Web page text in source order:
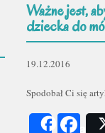
Ważne jest,
dziecka do
19.12.2016
Spodobał Ci się
Share